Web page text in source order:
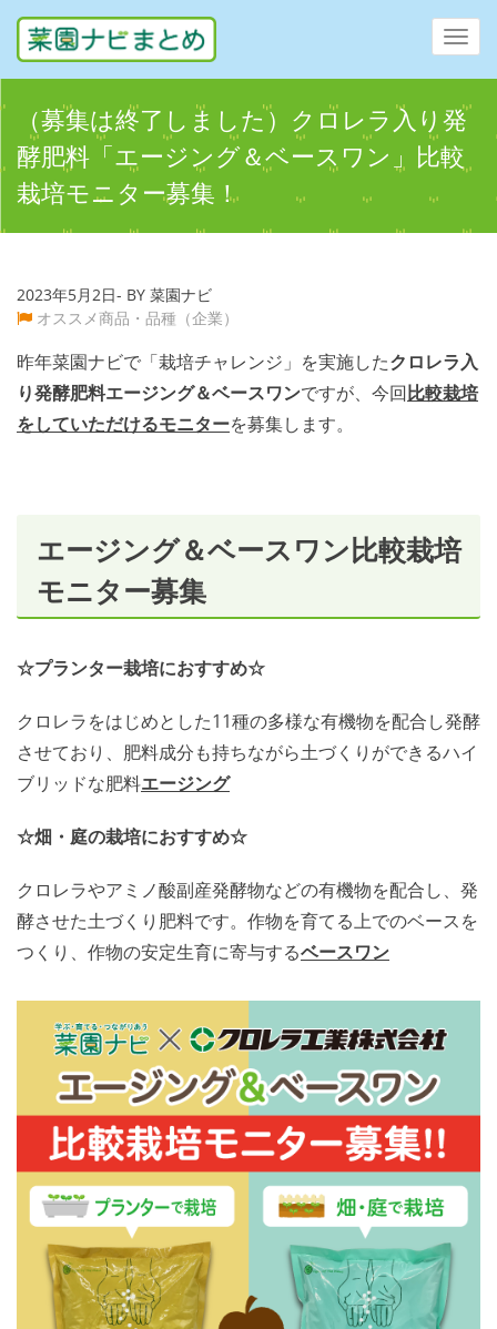
（募集は終了しました）クロレラ入り発
酵肥料「エージング＆ベースワン」比較
栽培モニター募集！
2023年5月2日- BY 菜園ナビ
オススメ商品・品種（企業）
昨年菜園ナビで「栽培チャレンジ」を実施したクロレラ入
り発酵肥料エージング＆ベースワンですが、今回比較栽培
をしていただけるモニターを募集します。
エージング＆ベースワン比較栽培
モニター募集
☆プランター栽培におすすめ☆
クロレラをはじめとした11種の多様な有機物を配合し発酵
させており、肥料成分も持ちながら土づくりができるハイ
ブリッドな肥料エージング
☆畑・庭の栽培におすすめ☆
クロレラやアミノ酸副産発酵物などの有機物を配合し、発
酵させた土づくり肥料です。作物を育てる上でのベースを
つくり、作物の安定生育に寄与するベースワン